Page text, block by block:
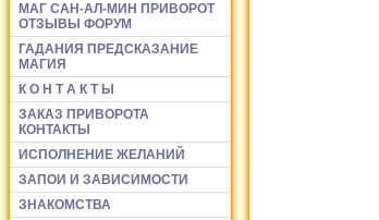
МАГ САН-АЛ-МИН ПРИВОРОТ
ОТЗЫВЫ ФОРУМ
ГАДАНИЯ ПРЕДСКАЗАНИЕ
МАГИЯ
К О Н Т А К Т Ы
ЗАКАЗ ПРИВОРОТА
КОНТАКТЫ
ИСПОЛНЕНИЕ ЖЕЛАНИЙ
ЗАПОИ И ЗАВИСИМОСТИ
ЗНАКОМСТВА